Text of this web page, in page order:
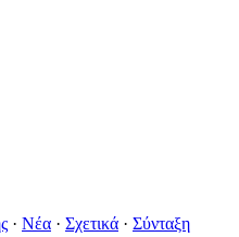
· Νέα · Σχετικά · Σύνταξη